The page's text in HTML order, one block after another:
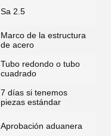
Sa 2.5
Marco de la estructura
de acero
Tubo redondo o tubo
cuadrado
7 días si tenemos
piezas estándar
Aprobación aduanera